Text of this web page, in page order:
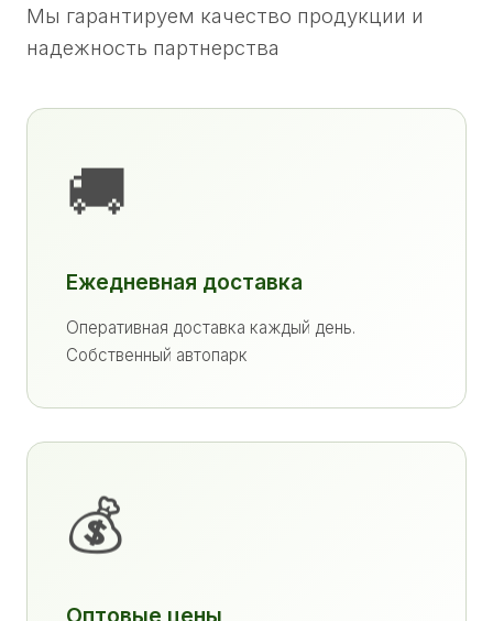
Мы гарантируем качество продукции и
надежность партнерства
🚚
Ежедневная доставка
Оперативная доставка каждый день.
Собственный автопарк
💰
Оптовые цены